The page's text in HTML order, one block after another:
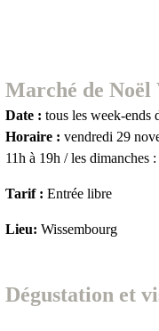
Marché de Noël
Date : tous les week-ends
Horaire : vendredi 29
11h à 19h / les dimanches
Tarif : Entrée libre
Lieu: Wissembourg
Dégustation et